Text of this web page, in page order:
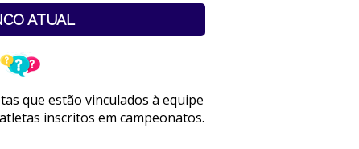
ATUAL
que estão vinculados à equipe
inscritos em campeonatos.